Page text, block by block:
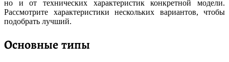
но и от технических характеристик конкретной модели.
Рассмотрите характеристики нескольких вариантов, чтобы
подобрать лучший.
Основные типы